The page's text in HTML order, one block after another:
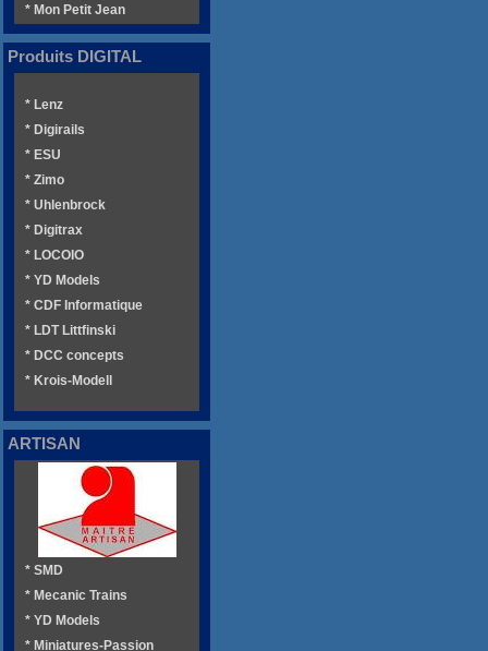
* Mon Petit Jean
Produits DIGITAL
* Lenz
* Digirails
* ESU
* Zimo
* Uhlenbrock
* Digitrax
* LOCOIO
* YD Models
* CDF Informatique
* LDT Littfinski
* DCC concepts
* Krois-Modell
ARTISAN
* SMD
* Mecanic Trains
* YD Models
* Miniatures-Passion